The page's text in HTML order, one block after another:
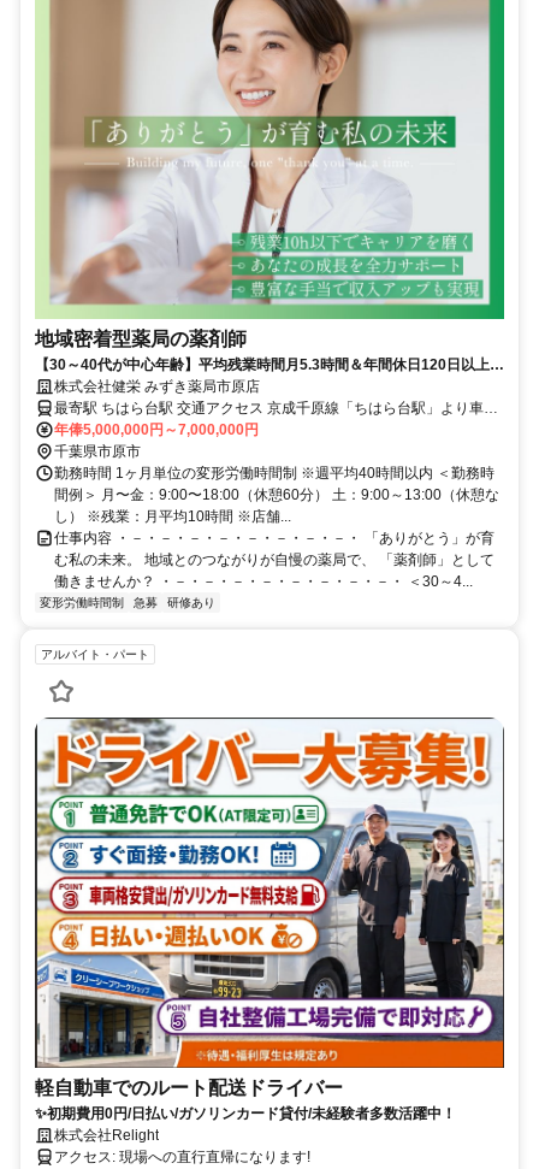
地域密着型薬局の薬剤師
【30～40代が中心年齢】平均残業時間月5.3時間＆年間休日120日以上/
退職金制度も完備で手当充実
株式会社健栄 みずき薬局市原店
最寄駅 ちはら台駅 交通アクセス 京成千原線「ちはら台駅」より車で
12分
年俸5,000,000円～7,000,000円
千葉県市原市
勤務時間 1ヶ月単位の変形労働時間制 ※週平均40時間以内 ＜勤務時
間例＞ 月〜金：9:00〜18:00（休憩60分） 土：9:00～13:00（休憩な
し） ※残業：月平均10時間 ※店舗...
仕事内容 ・－・－・－・－・－・－・－・－・ 「ありがとう」が育
む私の未来。 地域とのつながりが自慢の薬局で、 「薬剤師」として
働きませんか？ ・－・－・－・－・－・－・－・－・ ＜30～4...
変形労働時間制 急募 研修あり
アルバイト・パート
軽自動車でのルート配送ドライバー
✨初期費用0円/日払い/ガソリンカード貸付/未経験者多数活躍中！
株式会社Relight
アクセス: 現場への直行直帰になります!